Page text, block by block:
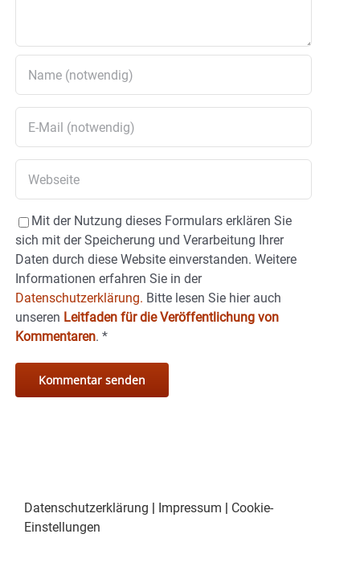
Mit der Nutzung dieses Formulars erklären Sie
sich mit der Speicherung und Verarbeitung Ihrer
Daten durch diese Website einverstanden. Weitere
Informationen erfahren Sie in der
Datenschutzerklärung. Bitte lesen Sie hier auch
unseren Leitfaden für die Veröffentlichung von
Kommentaren. *
Datenschutzerklärung Impressum
Cookie-
Einstellungen